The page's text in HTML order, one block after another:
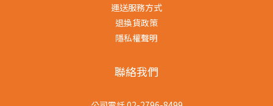
運送服務方式
退換貨政策
隱私權聲明
聯絡我們